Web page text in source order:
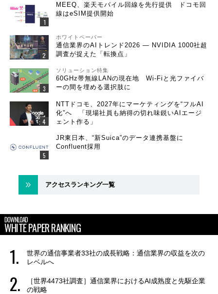
MEEQ、楽天モバイル回線を先行提供 ドコモ回
線はeSIM提供開始
ホワイトペーパー
通信業界のAIトレンド2026 ― NVIDIA 1000社超
調査が捉えた「転換点」
ソリューション特集
60GHz帯無線LANの現在地 Wi-Fiと光ファイバ
ーの間を埋める選択肢に
NTTドコモ、2027年にマーケティングを“フルAI
化”へ 「現場社員も納得の切れ味鋭いAIエージ
ェント作る」
JR東日本、“新Suica”のデータ連携基盤に
Confluent採用
アクセスランキング一覧
DOWNLOAD
WHITE PAPER RANKING
世界の通信事業者33社の成長戦略：通信業界の収益を次の
レベルへ
［世界4473社調査］通信業界におけるAI成熟度と先駆企業
の戦略